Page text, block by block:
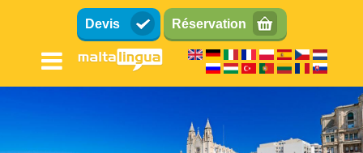
contenu
principal
Devis Réservation